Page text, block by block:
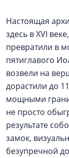
Настоящая
здесь в XVI
превратили в
пятиглавого
возвели на
дорастили до
мощными
не просто
результате
замок,
безупречной